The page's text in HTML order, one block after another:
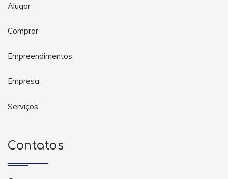
Alugar
Comprar
Empreendimentos
Empresa
Serviços
Contatos